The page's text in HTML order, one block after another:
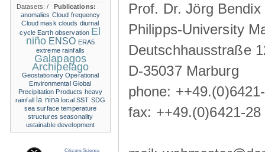
Prof. Dr. Jörg Bendix
Philipps-University
Deutschhausstraße
D-35037 Marburg
phone:
fax: ++49.(0)6421-28
Datasets:/
Publications:
anomalies Cloud frequency
Cloud mask clouds diurnal
cycle Earth observation El
niño ENSO ERA5
extreme rainfalls
Galapagos
Archipelago
Geostationary Operational
Environmental Global
Precipitation Products heavy
rainfall
la nina local SST SDG
sea surface temperature
structures seasonality
ustainable development
Citizens Science